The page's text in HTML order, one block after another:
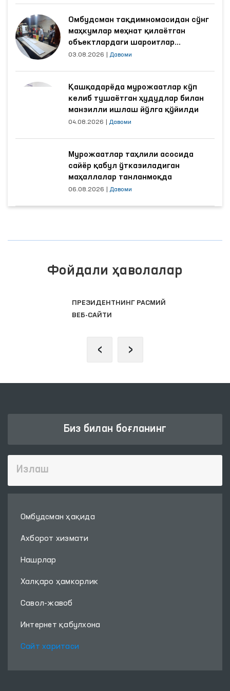
Омбудсман тақдимномасидан сўнг
маҳкумлар меҳнат қилаётган
объектлардаги шароитлар
яхшиланди
03.08.2026 Давоми
Қашқадарёда мурожаатлар кўп
келиб тушаётган ҳудудлар билан
манзилли ишлаш йўлга қўйилди
04.08.2026 Давоми
Мурожаатлар таҳлили асосида
сайёр қабул ўтказиладиган
маҳаллалар танланмоқда
06.08.2026 Давоми
Фойдали ҳаволалар
ПРЕЗИДЕНТНИНГ РАСМИЙ
ВЕБ-САЙТИ
‹ ›
Биз билан боғланинг
Омбудсман ҳақида
Ахборот хизмати
Нашрлар
Халқаро ҳамкорлик
Савол-жавоб
Интернет қабулхона
Сайт харитаси